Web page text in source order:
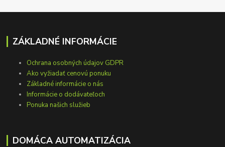
ZÁKLADNÉ INFORMÁCIE
Ochrana osobných údajov GDPR
Ako vyžiadať cenovú ponuku
Základné informácie o nás
Informácie o dodávateľoch
Ponuka našich služieb
DOMÁCA AUTOMATIZÁCIA